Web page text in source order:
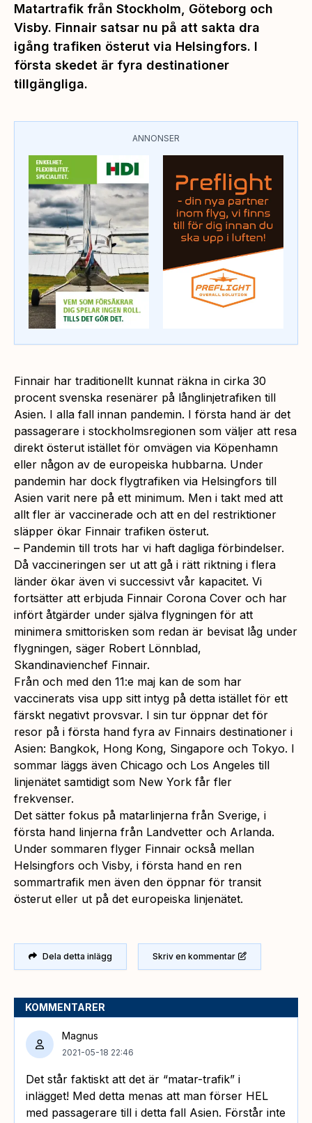
Matartrafik från Stockholm, Göteborg och
Visby. Finnair satsar nu på att sakta dra
igång trafiken österut via Helsingfors. I
första skedet är fyra destinationer
tillgängliga.
ANNONSER
Finnair har traditionellt kunnat räkna in cirka 30
procent svenska resenärer på långlinjetrafiken till
Asien. I alla fall innan pandemin. I första hand är det
passagerare i stockholmsregionen som väljer att resa
direkt österut istället för omvägen via Köpenhamn
eller någon av de europeiska hubbarna. Under
pandemin har dock flygtrafiken via Helsingfors till
Asien varit nere på ett minimum. Men i takt med att
allt fler är vaccinerade och att en del restriktioner
släpper ökar Finnair trafiken österut.
– Pandemin till trots har vi haft dagliga förbindelser.
Då vaccineringen ser ut att gå i rätt riktning i flera
länder ökar även vi successivt vår kapacitet. Vi
fortsätter att erbjuda Finnair Corona Cover och har
infört åtgärder under själva flygningen för att
minimera smittorisken som redan är bevisat låg under
flygningen, säger Robert Lönnblad,
Skandinavienchef Finnair.
Från och med den 11:e maj kan de som har
vaccinerats visa upp sitt intyg på detta istället för ett
färskt negativt provsvar. I sin tur öppnar det för
resor på i första hand fyra av Finnairs destinationer i
Asien: Bangkok, Hong Kong, Singapore och Tokyo. I
sommar läggs även Chicago och Los Angeles till
linjenätet samtidigt som New York får fler
frekvenser.
Det sätter fokus på matarlinjerna från Sverige, i
första hand linjerna från Landvetter och Arlanda.
Under sommaren flyger Finnair också mellan
Helsingfors och Visby, i första hand en ren
sommartrafik men även den öppnar för transit
österut eller ut på det europeiska linjenätet.
Dela detta inlägg Skriv en kommentar
KOMMENTARER
Magnus
2021-05-18 22:46
Det står faktiskt att det är “matar-trafik” i
inlägget! Med detta menas att man förser HEL
med passagerare till i detta fall Asien. Förstår inte